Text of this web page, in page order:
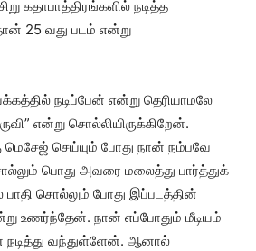
கதாபாத்திரங்களில் நடித்த
25 வது படம் என்று
நடிப்பேன் என்று தெரியாமலே
என்று சொல்லியிருக்கிறேன்.
செய்யும் போது நான் நம்பவே
பொது அவரை மலைத்து பார்த்துக்
சொல்லும் போது இப்படத்தின்
உணர்ந்தேன். நான் எப்போதும் மீடியம்
வந்துள்ளேன். ஆனால்